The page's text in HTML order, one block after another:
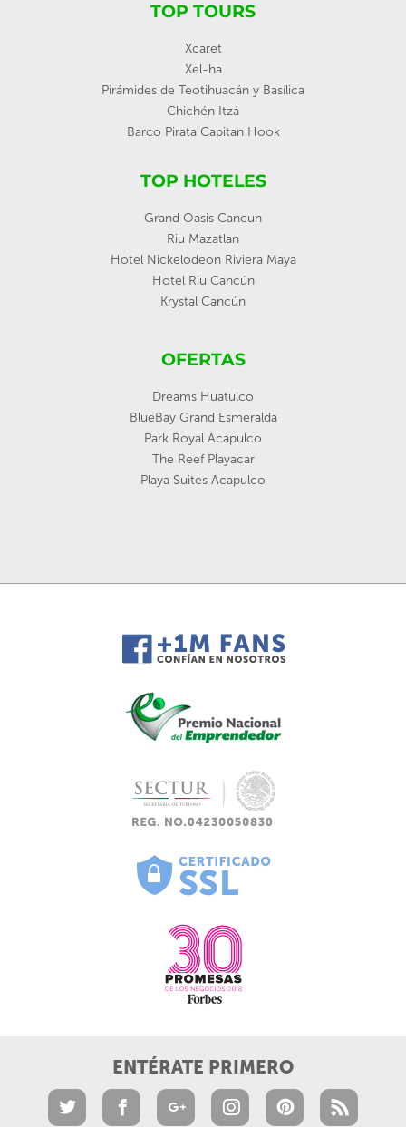
TOP TOURS
Xcaret
Xel-ha
Pirámides de Teotihuacán y Basílica
Chichén Itzá
Barco Pirata Capitan Hook
TOP HOTELES
Grand Oasis Cancun
Riu Mazatlan
Hotel Nickelodeon Riviera Maya
Hotel Riu Cancún
Krystal Cancún
OFERTAS
Dreams Huatulco
BlueBay Grand Esmeralda
Park Royal Acapulco
The Reef Playacar
Playa Suites Acapulco
ENTÉRATE PRIMERO